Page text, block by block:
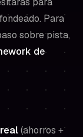
Para
sobre pista,
de
(ahorros +